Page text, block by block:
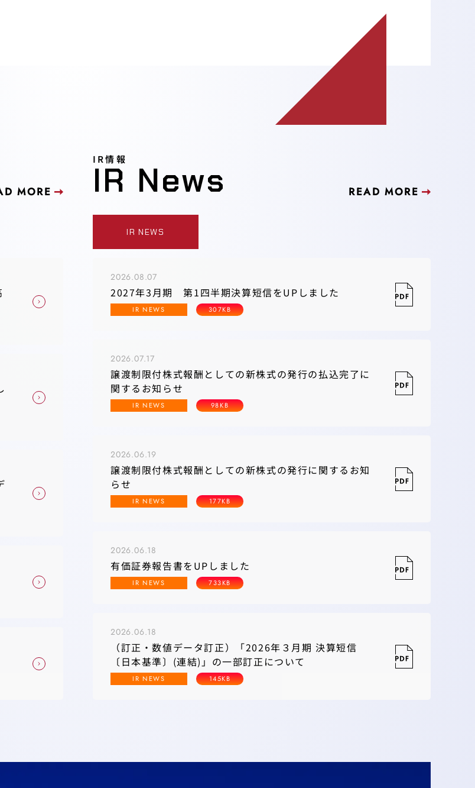
MORE
IR情報
IR News READ MORE
IR NEWS
2026.08.07
2027年3月期 第1四半期決算短信をUPしました
IR NEWS 307KB
2026.07.17
譲渡制限付株式報酬としての新株式の発行の払込完了に
関するお知らせ
IR NEWS 98KB
2026.06.19
譲渡制限付株式報酬としての新株式の発行に関するお知
らせ
IR NEWS 177KB
2026.06.18
有価証券報告書をUPしました
IR NEWS 733KB
2026.06.18
（訂正・数値データ訂正）「2026年３月期 決算短信
〔日本基準〕(連結)」の一部訂正について
IR NEWS 145KB